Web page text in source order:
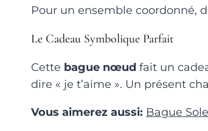
Pour un ensemble coordonné,
Le Cadeau Symbolique Parfait
Cette bague nœud fait un
dire « je t’aime ». Un présent
Vous aimerez aussi: Bague